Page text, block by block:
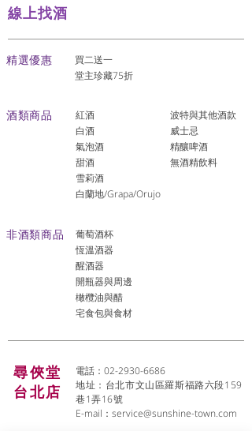
線上找酒
​精選優惠
買二送一
堂主珍藏75折
酒類商品
紅酒
白酒
氣泡酒
​甜酒
雪莉酒
白蘭地/Grapa/Orujo
波特與其他酒款
威士忌
精釀啤酒
​無酒精飲料
非酒類商品
葡萄酒杯
恆溫酒器
醒酒器
開瓶器與周邊
橄欖油與醋
宅食包與食材
尋俠堂
台北店
電話：02-2930-6686
地址：台北市文山區羅斯福路六段159
巷1弄16號
E-mail： service@sunshine-town.com